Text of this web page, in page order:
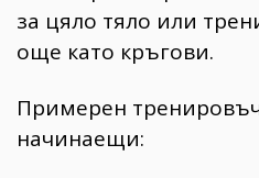
за цяло тяло или
още като кръгови.
Примерен
начинаещи: